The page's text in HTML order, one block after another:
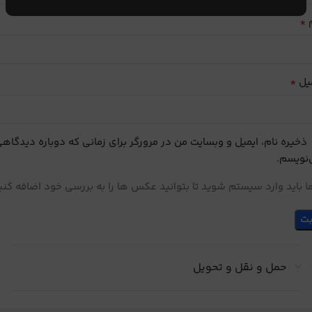
*
*
ذخیره نام، ایمیل و وبسایت من در مرورگر برای زمانی که دوباره
باید وارد سیستم شوید تا بتوانید عکس ها را به بررسی خود اضافه
حمل و نقل و تحویل